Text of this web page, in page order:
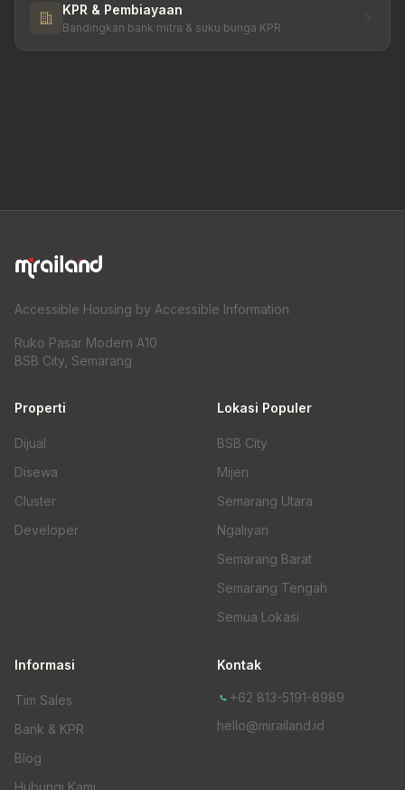
KPR & Pembiayaan
Bandingkan bank mitra & suku bunga KPR
Accessible Housing by Accessible Information
Ruko Pasar Modern A10
BSB City, Semarang
Properti
Dijual
Disewa
Cluster
Developer
Lokasi Populer
BSB City
Mijen
Semarang Utara
Ngaliyan
Semarang Barat
Semarang Tengah
Semua Lokasi
Informasi
Tim Sales
Bank & KPR
Blog
Hubungi Kami
Kontak
+62 813-5191-8989
hello@mirailand.id